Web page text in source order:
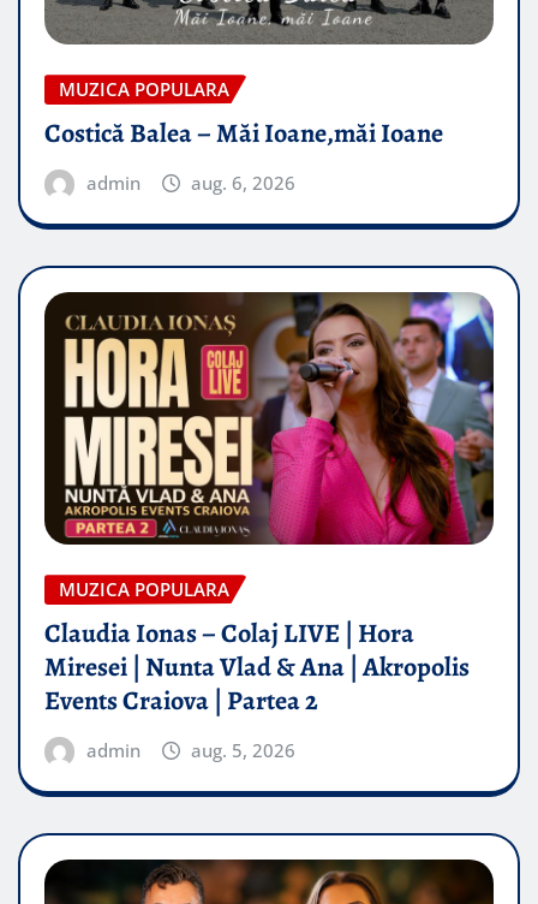
MUZICA POPULARA
Costică Balea – Măi Ioane,măi Ioane
admin aug. 6, 2026
MUZICA POPULARA
Claudia Ionas – Colaj LIVE | Hora
Miresei | Nunta Vlad & Ana | Akropolis
Events Craiova | Partea 2
admin aug. 5, 2026